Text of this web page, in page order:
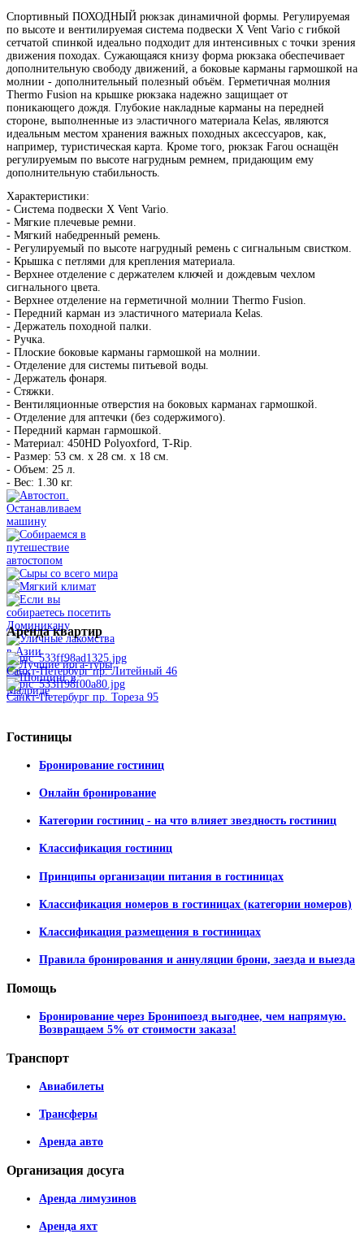
Спортивный ПОХОДНЫЙ рюкзак динамичной формы. Регулируемая
по высоте и вентилируемая система подвески X Vent Vario с гибкой
сетчатой спинкой идеально подходит для интенсивных с точки зрения
движения походах. Сужающаяся книзу форма рюкзака обеспечивает
дополнительную свободу движений, а боковые карманы гармошкой на
молнии - дополнительный полезный объём. Герметичная молния
Thermo Fusion на крышке рюкзака надежно защищает от
поникающего дождя. Глубокие накладные карманы на передней
стороне, выполненные из эластичного материала Kelas, являются
идеальным местом хранения важных походных аксессуаров, как,
например, туристическая карта. Кроме того, рюкзак Farou оснащён
регулируемым по высоте нагрудным ремнем, придающим ему
дополнительную стабильность.
Характеристики:
- Система подвески X Vent Vario.
- Мягкие плечевые ремни.
- Мягкий набедренный ремень.
- Регулируемый по высоте нагрудный ремень с сигнальным свистком.
- Крышка с петлями для крепления материала.
- Верхнее отделение с держателем ключей и дождевым чехлом
сигнального цвета.
- Верхнее отделение на герметичной молнии Thermo Fusion.
- Передний карман из эластичного материала Kelas.
- Держатель походной палки.
- Ручка.
- Плоские боковые карманы гармошкой на молнии.
- Отделение для системы питьевой воды.
- Держатель фонаря.
- Стяжки.
- Вентиляционные отверстия на боковых карманах гармошкой.
- Отделение для аптечки (без содержимого).
- Передний карман гармошкой.
- Материал: 450HD Polyoxford, T-Rip.
- Размер: 53 см. х 28 см. х 18 см.
- Объем: 25 л.
- Вес: 1.30 кг.
Арендаквартир
Санкт-Петербург пр. Литейный 46
Санкт-Петербург пр. Тореза 95
Гостиницы
Бронирование гостиниц
Онлайн бронирование
Категории гостиниц - на что влияет звездность гостиниц
Классификация гостиниц
Принципы организации питания в гостиницах
Классификация номеров в гостиницах (категории номеров)
Классификация размещения в гостиницах
Правила бронирования и аннуляции брони, заезда и выезда
Помощь
Бронирование через Бронипоезд выгоднее, чем напрямую.
Возвращаем 5% от стоимости заказа!
Транспорт
Авиабилеты
Трансферы
Аренда авто
Организация досуга
Аренда лимузинов
Аренда яхт